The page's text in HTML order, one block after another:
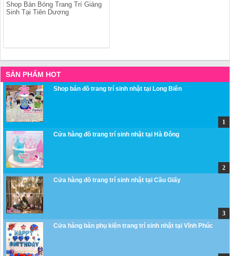
Shop Bán Bóng Trang Trí Giáng
Sinh Tại Tiên Dương
SẢN PHẨM HOT
Shop bán đồ trang trí sinh nhật tại Long Biên
Cửa hàng đồ trang trí sinh nhật tại Hà Đông
Cửa hàng đồ trang trí sinh nhật tại Cầu Giấy
Cửa hàng bán phụ kiện trang trí sinh nhật tại Vĩnh Phúc